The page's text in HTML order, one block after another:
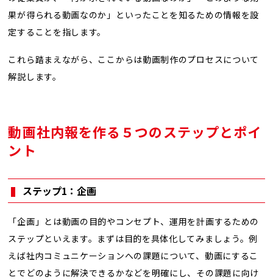
果が得られる動画なのか」といったことを知るための情報を設
定することを指します。
これら踏まえながら、ここからは動画制作のプロセスについて
解説します。
動画社内報を作る５つのステップとポイ
ント
ステップ1：企画
「企画」とは動画の目的やコンセプト、運用を計画するための
ステップといえます。まずは目的を具体化してみましょう。例
えば社内コミュニケーションへの課題について、動画にするこ
とでどのように解決できるかなどを明確にし、その課題に向け